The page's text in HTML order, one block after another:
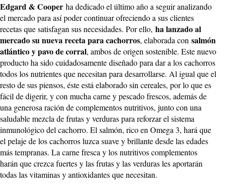
Edgard & Cooper ha dedicado el último año a seguir analizando
el mercado para así poder continuar ofreciendo a sus clientes
recetas que satisfagan sus necesidades. Por ello, ha lanzado al
mercado su nueva receta para cachorros, elaborada con salmón
atlántico y pavo de corral, ambos de origen sostenible. Este nuevo
producto ha sido cuidadosamente diseñado para dar a los cachorros
todos los nutrientes que necesitan para desarrollarse. Al igual que el
resto de sus piensos, éste está elaborado sin cereales, por lo que es
fácil de digerir, y con mucha carne y pescado frescos, además de
una generosa ración de complementos nutritivos, junto con una
saludable mezcla de frutas y verduras para reforzar el sistema
inmunológico del cachorro. El salmón, rico en Omega 3, hará que
el pelaje de los cachorros luzca suave y brillante desde las edades
más tempranas. La carne fresca y los nutritivos complementos
harán que crezca fuertes y las frutas y las verduras les aportarán
todas las vitaminas y antioxidantes que necesitan.